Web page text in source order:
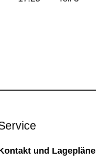
und Lagepläne